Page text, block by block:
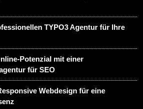
TYPO3 Agentur für Ihre
Potenzial mit einer
für SEO
Webdesign für eine